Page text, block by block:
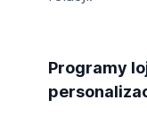
Programy